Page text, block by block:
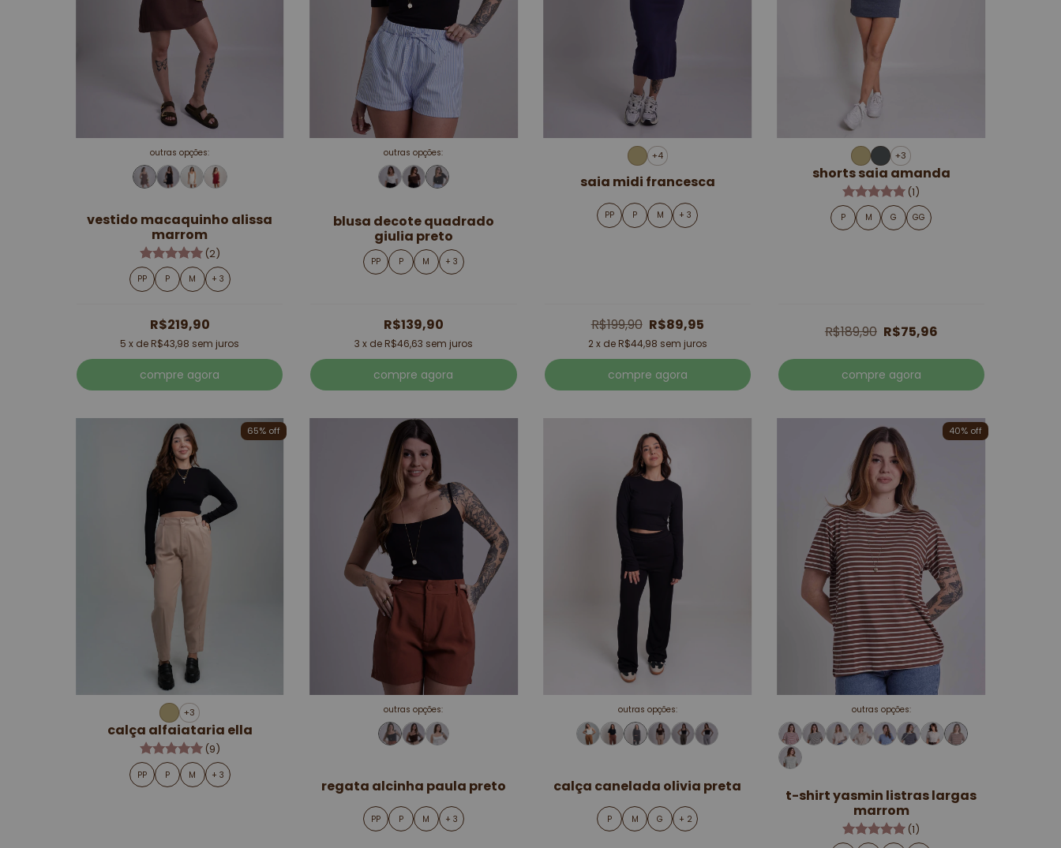
outras opções:
vestido macaquinho alissa
marrom
(2)
PP P M + 3
R$219,90
5 x de R$43,98 sem juros
compre agora
outras opções:
blusa decote quadrado
giulia preto
PP P M + 3
R$139,90
3 x de R$46,63 sem juros
compre agora
+4
saia midi francesca
PP P M + 3
R$199,90 R$89,95
2x de R$44,98 sem juros
compre agora
+3
shorts saia amanda
(1)
P M G GG
R$189,90 R$75,96
compre agora
65% off
+3
calça alfaiataria ella
(9)
PP P M + 3
outras opções:
regata alcinha paula preto
PP P M + 3
outras opções:
calça canelada olivia preta
P M G + 2
40% off
outras opções:
t-shirt yasmin listras largas
marrom
(1)